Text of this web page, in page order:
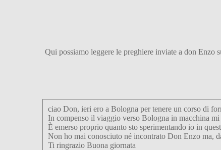
Qui possiamo leggere le preghiere inviate a don Enzo
ciao Don, ieri ero a Bologna per tenere un corso di
In compenso il viaggio verso Bologna in macchina
È emerso proprio quanto sto sperimentando io in
Non ho mai conosciuto né incontrato Don Enzo ma,
Ti ringrazio Buona giornata